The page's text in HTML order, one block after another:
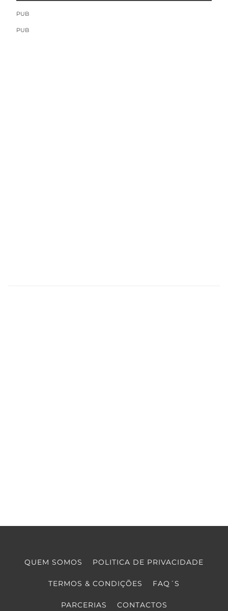
PUB
PUB
QUEM SOMOS POLITICA DE PRIVACIDADE
TERMOS & CONDIÇÕES FAQ´S
PARCERIAS CONTACTOS